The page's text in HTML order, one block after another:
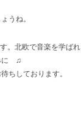
うね。
。北欧で音楽を学ばれ
に ♫
しております。